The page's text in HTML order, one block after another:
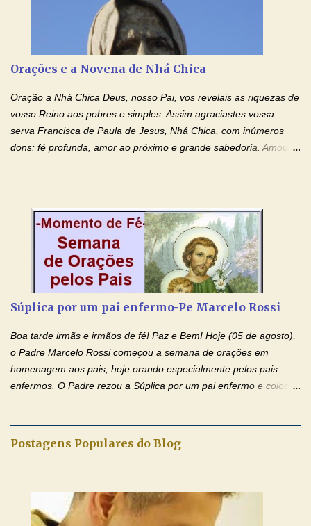
Jesus, que, pelo poder libertador e salvítico deste Sangue,
possamos nos livrar de toda opressão diabólica que possa estar
prejudicando a nossa família. Peço também que atenda, em
(apresente aqui o seu pedido...) Eu, desde já, agradeço de
coração, confiante que o Senhor me atenderá. Eu louvo o Pai por
ter nos dado o Senhor, Jesus, como presente de Páscoa. eu
agradeço de coração ao Espíri...
Orações e a Novena de Nhá Chica
Oração a Nhá Chica Deus, nosso Pai, vos revelais as riquezas de
vosso Reino aos pobres e simples. Assim agraciastes vossa
serva Francisca de Paula de Jesus, Nhá Chica, com inúmeros
dons: fé profunda, amor ao próximo e grande sabedoria. Amou a
Senhor Jesus Cristo, vosso Filho, na unidade do Espírito Santo.
Amém. Novena a Nhá Chica (Oração para obter os favores
celestiais através da intercessão da Serva de Deus Nhá Chica)
(Rezar durante nove dias seguidos ou intercalados) Nhá Chica,
recorro a vós como intercessora entre a Bondade Divina e as
entregueis nas mãos do Santíssimo o meu pedido urgente (Fazer
o pedido). Acolhei, Nhá Chica, no vosso coração bondoso as
minhas necessidades e amparai-me nesta oração (Fazer o ...
Súplica por um pai enfermo-Pe Marcelo Rossi
Boa tarde irmãs e irmãos de fé! Paz e Bem! Hoje (05 de agosto),
o Padre Marcelo Rossi começou a semana de orações em
homenagem aos pais, hoje orando especialmente pelos pais
enfermos. O Padre rezou a Súplica por um pai enfermo e colocou
de Nossa Senhora. Adriana dos Anjos-Devoção e Fé Mensagem
aos nossos pais. Hoje nossas orações serão focadas nos pais
que não se encontram bem de saúde, OS PAIS ENFERMOS!
Postagens Populares do Blog